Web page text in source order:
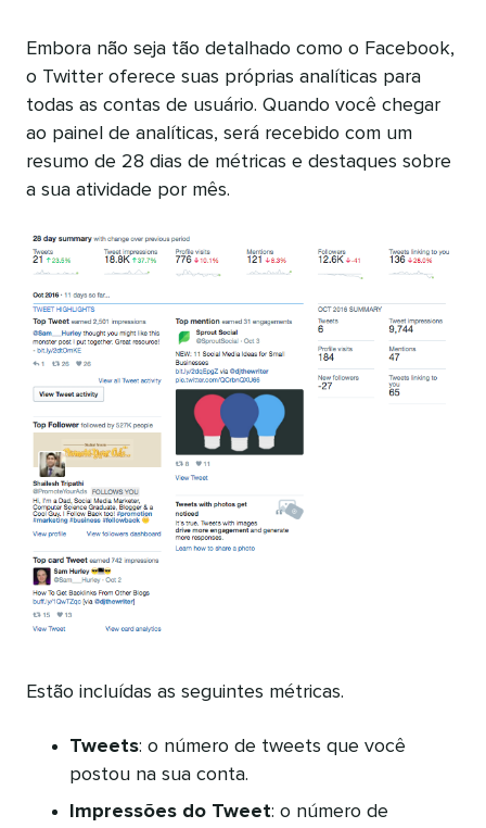
Embora não seja tão detalhado como o Facebook,
o Twitter oferece suas próprias analíticas para
todas as contas de usuário. Quando você chegar
ao painel de analíticas, será recebido com um
resumo de 28 dias de métricas e destaques sobre
a sua atividade por mês.
Estão incluídas as seguintes métricas.
Tweets: o número de tweets que você
postou na sua conta.
Impressões do Tweet: o número de